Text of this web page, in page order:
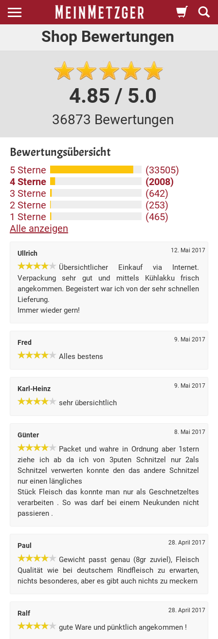
Shop Bewertungen
4.85 / 5.0
36873 Bewertungen
Bewertungsübersicht
5 Sterne
(33505)
4 Sterne
(2008)
3 Sterne
(642)
2 Sterne
(253)
1 Sterne
(465)
Alle anzeigen
Ullrich 12. Mai 2017
Übersichtlicher Einkauf via Internet.
Verpackung sehr gut und mittels Kühlakku frisch
angekommen. Begeistert war ich von der sehr schnellen
Lieferung.
Immer wieder gern!
Fred 9. Mai 2017
Alles bestens
Karl-Heinz 9. Mai 2017
sehr übersichtlich
Günter 8. Mai 2017
Packet und wahre in Ordnung aber 1stern
ziehe ich ab da ich von 3puten Schnitzel nur 2als
Schnitzel verwerten konnte den das andere Schnitzel
nur einen längliches
Stück Fleisch das konnte man nur als Geschnetzeltes
verarbeiten . So was darf bei einem Neukunden nicht
passieren .
Paul 28. April 2017
Gewicht passt genau (8gr zuviel), Fleisch
Qualität wie bei deutschem Rindfleisch zu erwarten,
nichts besonderes, aber es gibt auch nichts zu meckern
Ralf 28. April 2017
gute Ware und pünktlich angekommen !